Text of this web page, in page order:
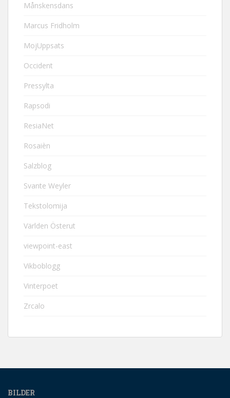
Månskensdans
Marcus Fridholm
MojUppsats
Occident
Pressylta
Rapsodi
ResiaNet
Rosaièn
Salzblog
Svante Weyler
Tekstolomija
Världen Österut
viewpoint-east
Vikboblogg
Vinterpoet
Zrcalo
BILDER